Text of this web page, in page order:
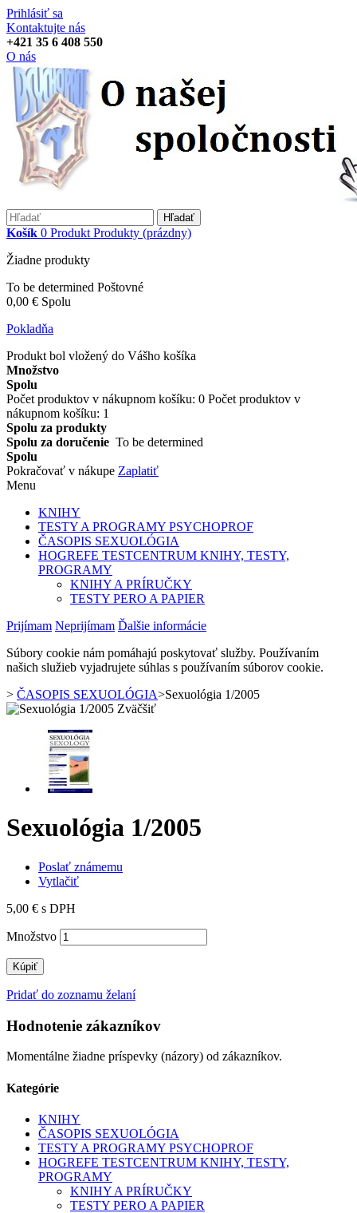
Prihlásiť sa
Kontaktujte nás
+421 35 6 408 550
O nás
Hľadať
Košík 0 Produkt Produkty (prázdny)
Žiadne produkty
To be determined Poštovné
0,00 € Spolu
Pokladňa
Produkt bol vložený do Vášho košíka
Množstvo
Spolu
Počet produktov v nákupnom košíku: 0 Počet produktov v
nákupnom košíku: 1
Spolu za produkty
Spolu za doručenie To be determined
Spolu
Pokračovať v nákupe Zaplatiť
Menu
KNIHY
TESTY A PROGRAMY PSYCHOPROF
ČASOPIS SEXUOLÓGIA
HOGREFE TESTCENTRUM KNIHY, TESTY,
PROGRAMY
KNIHY A PRÍRUČKY
TESTY PERO A PAPIER
Prijímam Neprijímam Ďalšie informácie
Súbory cookie nám pomáhajú poskytovať služby. Používaním
našich služieb vyjadrujete súhlas s používaním súborov cookie.
> ČASOPIS SEXUOLÓGIA>Sexuológia 1/2005
Zväčšiť
Sexuológia 1/2005
Poslať známemu
Vytlačiť
5,00 € s DPH
Množstvo
Kúpiť
Pridať do zoznamu želaní
Hodnotenie zákazníkov
Momentálne žiadne príspevky (názory) od zákazníkov.
Kategórie
KNIHY
ČASOPIS SEXUOLÓGIA
TESTY A PROGRAMY PSYCHOPROF
HOGREFE TESTCENTRUM KNIHY, TESTY,
PROGRAMY
KNIHY A PRÍRUČKY
TESTY PERO A PAPIER